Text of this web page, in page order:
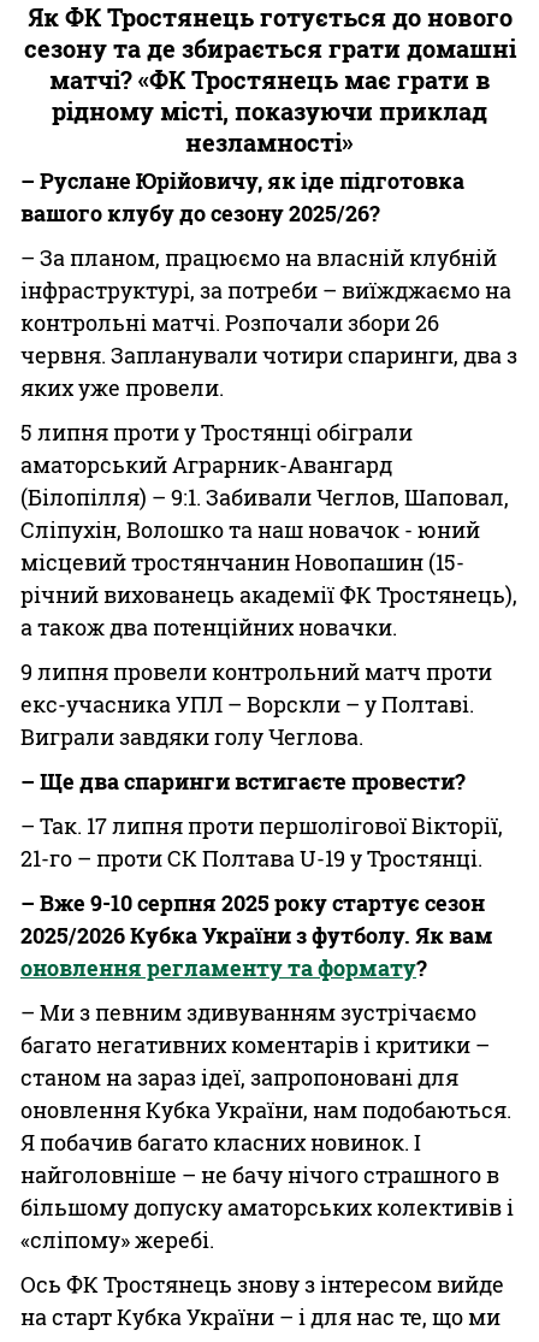
Як ФК Тростянець готується до нового
сезону та де збирається грати домашні
матчі? «ФК Тростянець має грати в
рідному місті, показуючи приклад
незламності»
– Руслане Юрійовичу, як іде підготовка
вашого клубу до сезону 2025/26?
– За планом, працюємо на власній клубній
інфраструктурі, за потреби – виїжджаємо на
контрольні матчі. Розпочали збори 26
червня. Запланували чотири спаринги, два з
яких уже провели.
5 липня проти у Тростянці обіграли
аматорський Аграрник-Авангард
(Білопілля) – 9:1. Забивали Чеглов, Шаповал,
Сліпухін, Волошко та наш новачок - юний
місцевий тростянчанин Новопашин (15-
річний вихованець академії ФК Тростянець),
а також два потенційних новачки.
9 липня провели контрольний матч проти
екс-учасника УПЛ – Ворскли – у Полтаві.
Виграли завдяки голу Чеглова.
– Ще два спаринги встигаєте провести?
– Так. 17 липня проти першолігової Вікторії,
21-го – проти СК Полтава U-19 у Тростянці.
– Вже 9-10 серпня 2025 року стартує сезон
2025/2026 Кубка України з футболу. Як вам
оновлення регламенту та формату?
– Ми з певним здивуванням зустрічаємо
багато негативних коментарів і критики –
станом на зараз ідеї, запропоновані для
оновлення Кубка України, нам подобаються.
Я побачив багато класних новинок. І
найголовніше – не бачу нічого страшного в
більшому допуску аматорських колективів і
«сліпому» жеребі.
Ось ФК Тростянець знову з інтересом вийде
на старт Кубка України – і для нас те, що ми